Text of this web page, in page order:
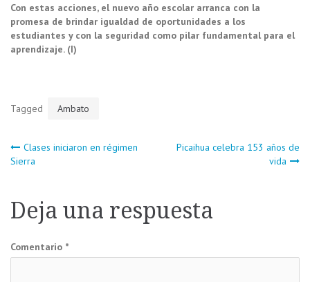
Con estas acciones, el nuevo año escolar arranca con la
promesa de brindar igualdad de oportunidades a los
estudiantes y con la seguridad como pilar fundamental para el
aprendizaje. (I)
Tagged Ambato
Navegación
entradas
Clases iniciaron en régimen
Sierra
Picaihua celebra 153 años de
vida
Deja una respuesta
Comentario *